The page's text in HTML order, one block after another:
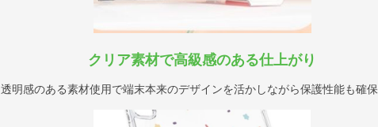
クリア素材で高級感のある仕上がり
透明感のある素材使用で端末本来のデザインを活かしながら保護性能も確保